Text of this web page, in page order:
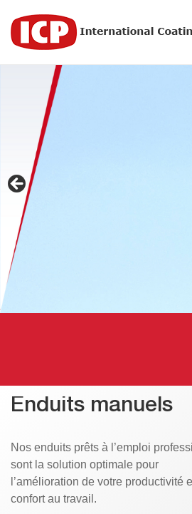
Enduits manuels
Nos enduits prêts à l’emploi
sont la solution optimale pour
l’amélioration de votre productivité
confort au travail.